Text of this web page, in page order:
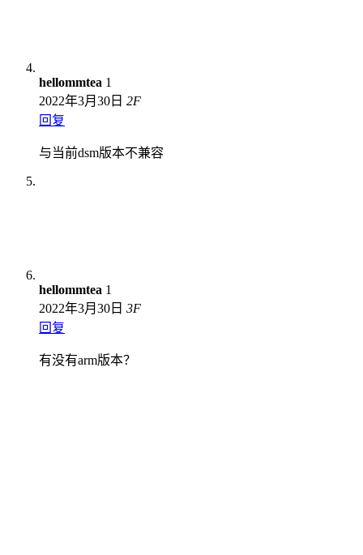
hellommtea 1
2022年3月30日 2F
回复
与当前dsm版本不兼容
hellommtea 1
2022年3月30日 3F
回复
有没有arm版本？